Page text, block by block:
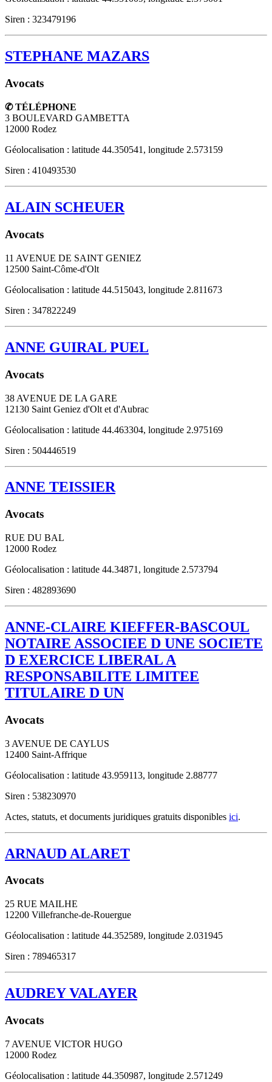
Siren : 323479196
STEPHANE MAZARS
Avocats
✆ TÉLÉPHONE
3 BOULEVARD GAMBETTA
12000 Rodez
Géolocalisation : latitude 44.350541, longitude 2.573159
Siren : 410493530
ALAIN SCHEUER
Avocats
11 AVENUE DE SAINT GENIEZ
12500 Saint-Côme-d'Olt
Géolocalisation : latitude 44.515043, longitude 2.811673
Siren : 347822249
ANNE GUIRAL PUEL
Avocats
38 AVENUE DE LA GARE
12130 Saint Geniez d'Olt et d'Aubrac
Géolocalisation : latitude 44.463304, longitude 2.975169
Siren : 504446519
ANNE TEISSIER
Avocats
RUE DU BAL
12000 Rodez
Géolocalisation : latitude 44.34871, longitude 2.573794
Siren : 482893690
ANNE-CLAIRE KIEFFER-BASCOUL
NOTAIRE ASSOCIEE D UNE SOCIETE
D EXERCICE LIBERAL A
RESPONSABILITE LIMITEE
TITULAIRE D UN
Avocats
3 AVENUE DE CAYLUS
12400 Saint-Affrique
Géolocalisation : latitude 43.959113, longitude 2.88777
Siren : 538230970
Actes, statuts, et documents juridiques gratuits disponibles ici.
ARNAUD ALARET
Avocats
25 RUE MAILHE
12200 Villefranche-de-Rouergue
Géolocalisation : latitude 44.352589, longitude 2.031945
Siren : 789465317
AUDREY VALAYER
Avocats
7 AVENUE VICTOR HUGO
12000 Rodez
Géolocalisation : latitude 44.350987, longitude 2.571249